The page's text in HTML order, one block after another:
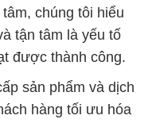
chúng tôi hiểu
tận tâm là yếu tố
được thành công.
sản phẩm và dịch
hàng tối ưu hóa